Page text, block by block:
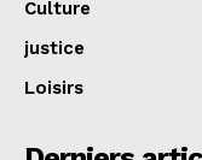
Culture
justice
Loisirs